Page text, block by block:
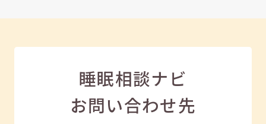
睡眠相談ナビ
お問い合わせ先